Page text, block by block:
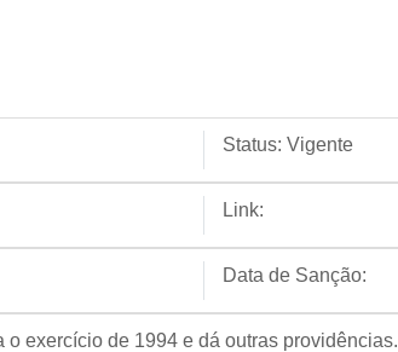
Status: Vigente
Link:
Data de Sanção:
exercício de 1994 e dá outras providências.